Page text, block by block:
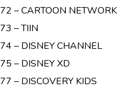
72 – CARTOON NETWORK
73 – TIIN
74 – DISNEY CHANNEL
75 – DISNEY XD
77 – DISCOVERY KIDS